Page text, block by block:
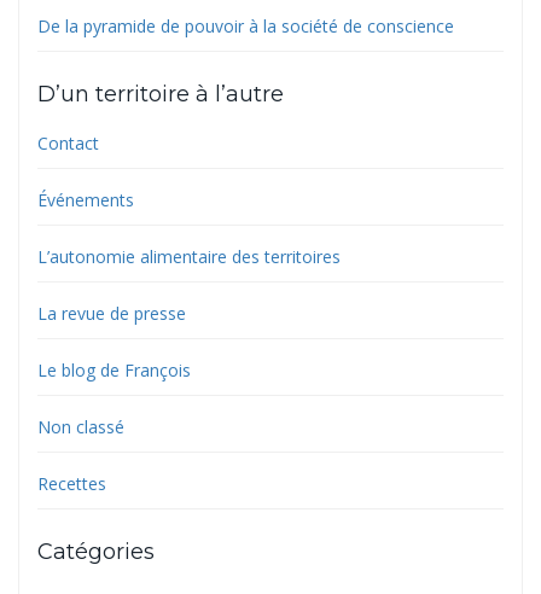
De la pyramide de pouvoir à la société de conscience
D’un territoire à l’autre
Contact
Événements
L’autonomie alimentaire des territoires
La revue de presse
Le blog de François
Non classé
Recettes
Catégories